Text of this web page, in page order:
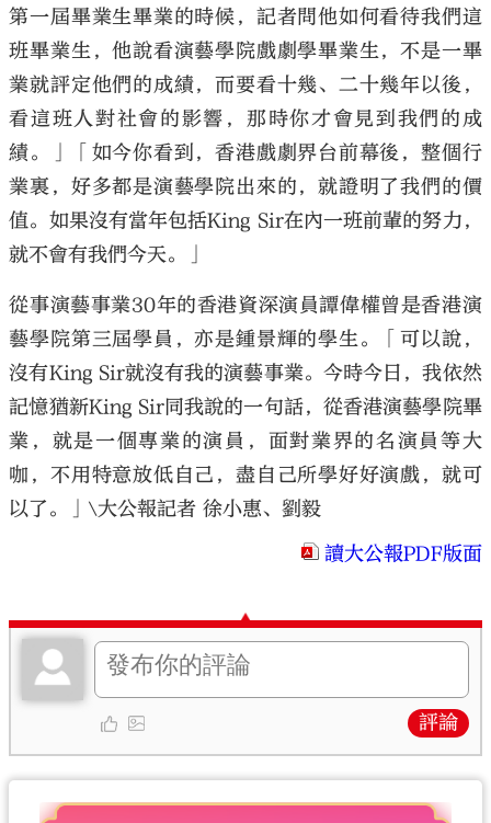
第一屆畢業生畢業的時候，記者問他如何看待我們這
班畢業生，他說看演藝學院戲劇學畢業生，不是一畢
業就評定他們的成績，而要看十幾、二十幾年以後，
看這班人對社會的影響，那時你才會見到我們的成
績。」「如今你看到，香港戲劇界台前幕後，整個行
業裏，好多都是演藝學院出來的，就證明了我們的價
值。如果沒有當年包括King Sir在內一班前輩的努力，
就不會有我們今天。」
從事演藝事業30年的香港資深演員譚偉權曾是香港演
藝學院第三屆學員，亦是鍾景輝的學生。「可以說，
沒有King Sir就沒有我的演藝事業。今時今日，我依然
記憶猶新King Sir同我說的一句話，從香港演藝學院畢
業，就是一個專業的演員，面對業界的名演員等大
咖，不用特意放低自己，盡自己所學好好演戲，就可
以了。」\大公報記者 徐小惠、劉毅
讀大公報PDF版面
評論